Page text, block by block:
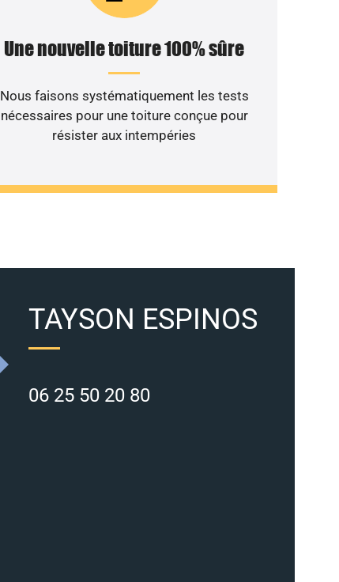
Une nouvelle toiture 100% sûre
Nous faisons systématiquement les tests
nécessaires pour une toiture conçue pour
résister aux intempéries
TAYSON ESPINOS
06 25 50 20 80